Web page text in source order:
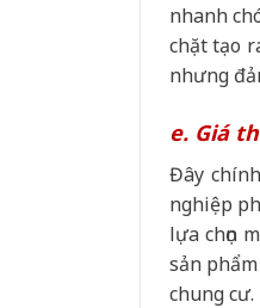
nhanh
chặt tạo
nhưng
e. Giá
Đây
nghiệp
lựa chọn
sản
chung cư.